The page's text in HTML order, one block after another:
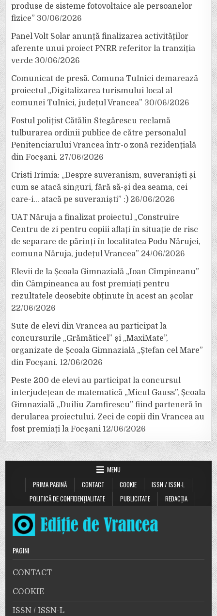
produse de sisteme fotovoltaice ale persoanelor
fizice” 30/06/2026
Panel Volt Solar anunță finalizarea activităților
aferente unui proiect PNRR referitor la tranziția
verde 30/06/2026
Comunicat de presă. Comuna Tulnici demarează
proiectul „Digitalizarea turismului local al
comunei Tulnici, județul Vrancea” 30/06/2026
Fostul polițist Cătălin Stegărescu reclamă
tulburarea ordinii publice de către personalul
Penitenciarului Vrancea într-o zonă rezidențială
din Focșani. 27/06/2026
Cristi Irimia: „Despre suveranism, suveraniști și
cum se atacă singuri, fără să-și dea seama, cei
care-i… atacă pe suveraniști” :) 26/06/2026
UAT Năruja a finalizat proiectul „Construire
Centru de zi pentru copiii aflați în situație de risc
de separare de părinți în localitatea Podu Nărujei,
comuna Năruja, județul Vrancea” 24/06/2026
Elevii de la Școala Gimnazială „Ioan Cîmpineanu”
din Câmpineanca au fost premiați pentru
rezultatele deosebite obținute în acest an școlar
22/06/2026
Sute de elevi din Vrancea au participat la
concursurile „Grămăticel” și „MaxiMate”,
organizate de Școala Gimnazială „Ștefan cel Mare”
din Focșani. 12/06/2026
Peste 200 de elevi au participat la concursul
interjudețean de matematică „Micul Gauss”, Școala
Gimnazială „Duiliu Zamfirescu” fiind parteneră în
derularea proiectului. Zeci de copii din Vrancea au
fost premiați la Focșani 12/06/2026
MENU
PRIMA PAGINĂ
CONTACT COOKIE
ISSN / ISSN-L
POLITICĂ DE CONFIDENȚIALITATE
PUBLICITATE REDACȚIA
PAGINI
CONTACT
COOKIE
ISSN / ISSN-L